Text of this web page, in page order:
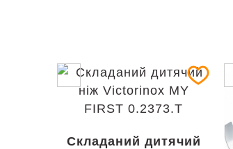
Складаний дитячий